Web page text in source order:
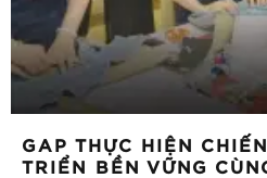
GAP THỰC HIỆN
TRIỂN BỀN VỮNG